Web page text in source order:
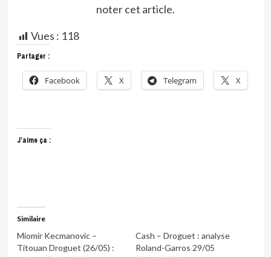
noter cet article.
Vues : 118
Partager :
Facebook X Telegram X
J’aime ça :
Similaire
Miomir Kecmanovic –
Titouan Droguet (26/05) :
Cash – Droguet : analyse
Roland-Garros 29/05